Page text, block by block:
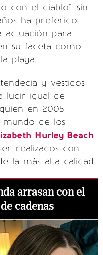
con el diablo", sin
ha preferido
actuación para
su faceta como
playa.
y vestidos
lucir igual de
en 2005
de los
Hurley Beach,
realizados con
la más alta calidad.
arrasan con el
cadenas